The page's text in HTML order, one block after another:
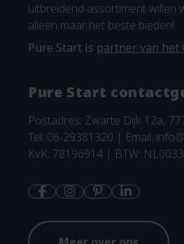
uitbreidend assortiment willen
alleen maar het beste bieden!
Pure Start is partner van het
Pure Start
Postadres: Zwarte Dijk 12a,
Tel: 06-29381320 | Email:
KvK: 78196914 | BTW: